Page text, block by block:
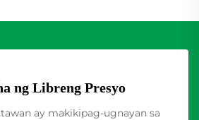
ng Libreng Presyo
ay makikipag-ugnayan sa